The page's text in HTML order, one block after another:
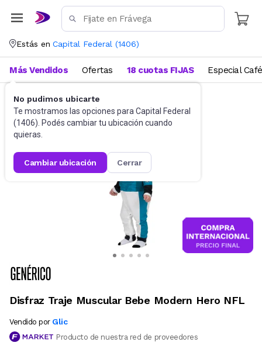
Estás en Capital Federal (1406)
No pudimos ubicarte
Te mostramos las opciones para Capital Federal
(1406). Podés cambiar tu ubicación cuando
quieras.
cambiar ubicación cerrar
Más Vendidos Ofertas 18 cuotas FIJAS Especial Café
Disfraces Disfraces infantiles
Disfraz Traje Muscular Bebe Modern Hero NFL
Vendido por Glic
Producto de nuestra red de proveedores